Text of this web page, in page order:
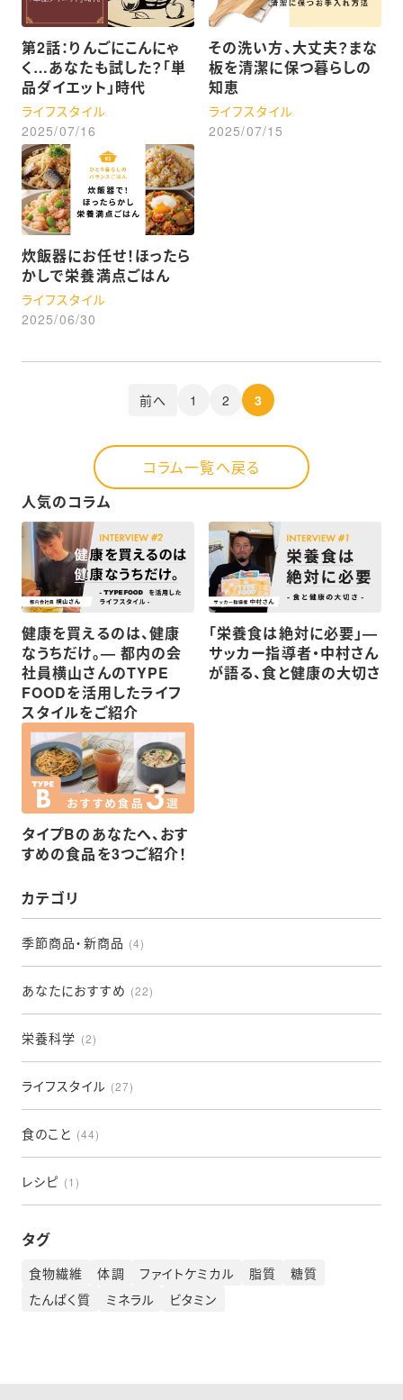
第2話：りんごにこんにゃ
く…あなたも試した？「単
品ダイエット」時代
ライフスタイル
2025/07/16
その洗い方、大丈夫？まな
板を清潔に保つ暮らしの
知恵
ライフスタイル
2025/07/15
炊飯器にお任せ！ほったら
かしで栄養満点ごはん
ライフスタイル
2025/06/30
前へ 1 2 3
コラム一覧へ戻る
人気のコラム
健康を買えるのは、健康
なうちだけ。— 都内の会
社員横山さんのTYPE
FOODを活用したライフ
スタイルをご紹介
「栄養食は絶対に必要」—
サッカー指導者・中村さん
が語る、食と健康の大切さ
タイプBのあなたへ、おす
すめの食品を3つご紹介！
カテゴリ
季節商品・新商品 (4)
あなたにおすすめ (22)
栄養科学 (2)
ライフスタイル (27)
食のこと (44)
レシピ (1)
タグ
食物繊維 体調 ファイトケミカル 脂質
糖質
たんぱく質
ミネラル ビタミン